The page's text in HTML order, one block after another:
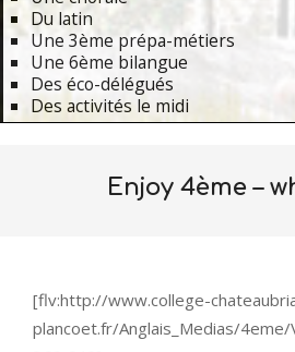
Du latin
Une 3ème prépa-métiers
Une 6ème bilangue
Des éco-délégués
Des activités le midi
Enjoy 4ème –
[flv:http://www.college-
plancoet.fr/Anglais_Medias/